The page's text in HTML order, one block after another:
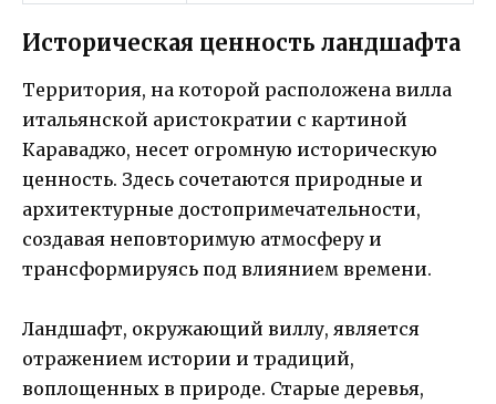
Историческая ценность ландшафта
Территория, на которой расположена вилла
итальянской аристократии с картиной
Караваджо, несет огромную историческую
ценность. Здесь сочетаются природные и
архитектурные достопримечательности,
создавая неповторимую атмосферу и
трансформируясь под влиянием времени.
Ландшафт, окружающий виллу, является
отражением истории и традиций,
воплощенных в природе. Старые деревья,